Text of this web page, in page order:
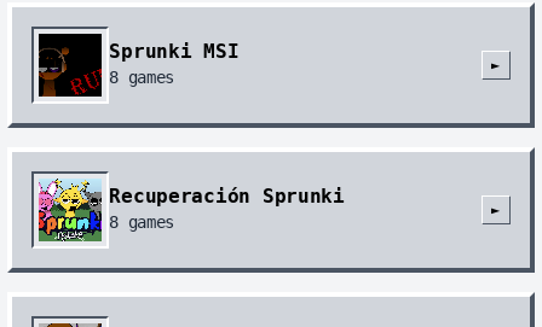
Sprunki MSI
8 games
►
Recuperación Sprunki
8 games
►